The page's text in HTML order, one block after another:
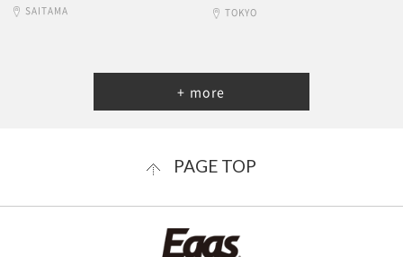
SAITAMA TOKYO
+ more
PAGE TOP